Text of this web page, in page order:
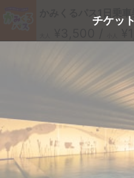
チケッ
かみくるパス1日乗